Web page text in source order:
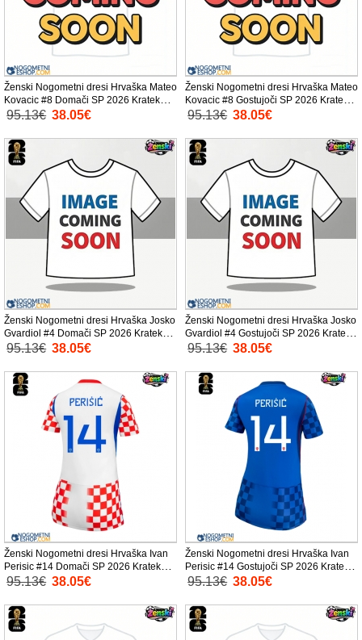
Ženski Nogometni dresi Hrvaška Mateo
Kovacic #8 Domači SP 2026 Kratek
Rokav
95.13€ 38.05€
Ženski Nogometni dresi Hrvaška Mateo
Kovacic #8 Gostujoči SP 2026 Kratek
Rokav
95.13€ 38.05€
Ženski Nogometni dresi Hrvaška Josko
Gvardiol #4 Domači SP 2026 Kratek
Rokav
95.13€ 38.05€
Ženski Nogometni dresi Hrvaška Josko
Gvardiol #4 Gostujoči SP 2026 Kratek
Rokav
95.13€ 38.05€
Ženski Nogometni dresi Hrvaška Ivan
Perisic #14 Domači SP 2026 Kratek
Rokav
95.13€ 38.05€
Ženski Nogometni dresi Hrvaška Ivan
Perisic #14 Gostujoči SP 2026 Kratek
Rokav
95.13€ 38.05€